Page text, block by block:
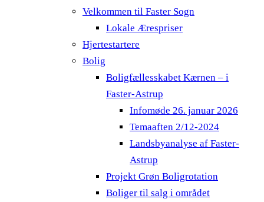
Velkommen til Faster Sogn
Lokale Ærespriser
Hjertestartere
Bolig
Boligfællesskabet Kærnen – i
Faster-Astrup
Infomøde 26. januar 2026
Temaaften 2/12-2024
Landsbyanalyse af Faster-
Astrup
Projekt Grøn Boligrotation
Boliger til salg i området